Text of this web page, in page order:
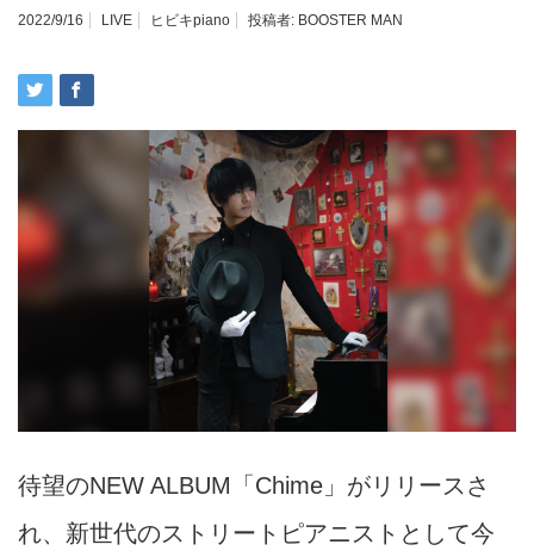
2022/9/16 LIVE ヒビキpiano 投稿者: BOOSTER MAN
待望のNEW ALBUM「Chime」がリリースさ
れ、新世代のストリートピアニストとして今